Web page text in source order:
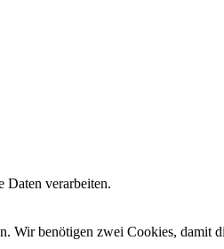
Daten verarbeiten.
benötigen zwei Cookies, damit